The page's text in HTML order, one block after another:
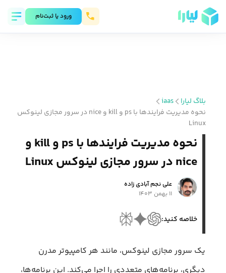
ورود يا ثبت‌نام
بلاگ لیارا
iaas
نحوه مدیریت فرایندها با ps و kill و nice در سرور مجازی لینوکس
Linux
نحوه مدیریت فرایندها با ps و kill و
nice در سرور مجازی لینوکس Linux
علی نجم آبادی زاده
۱۱ بهمن ۱۴۰۳
خلاصه کنید:
یک سرور مجازی لینوکس، مانند هر کامپیوتر مدرن
دیگری، برنامه‌های متعددی را اجرا می‌کند. این برنامه‌ها،